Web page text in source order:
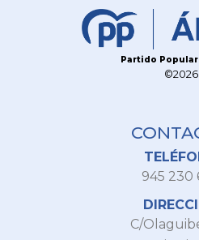
Partido Popular
©2026
945 230
C/